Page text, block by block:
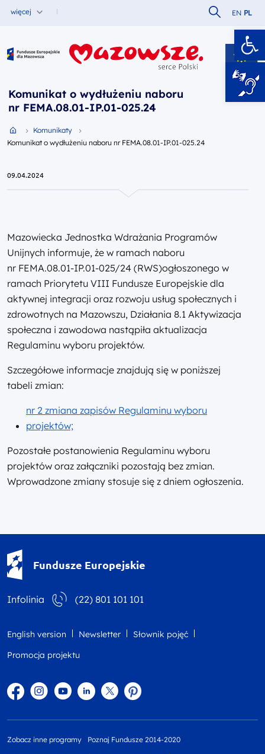
więcej Szukaj w
EN PL
Fundusze Europejskie dla Mazowsza
Komunikat o wydłużeniu naboru
nr FEMA.08.01-IP.01-025.24
Przejdź do strony głównej portalu
Komunikaty
Komunikat o wydłużeniu naboru nr FEMA.08.01-IP.01-025.24
09.04.2024
Mazowiecka Jednostka Wdrażania Programów
Unijnych informuje, że w ramach naboru
nr FEMA.08.01-IP.01-025/24 (RWS)ogłoszonego w
ramach Priorytetu VIII Fundusze Europejskie dla
aktywnej integracji oraz rozwoju usług społecznych i
zdrowotnych na Mazowszu, Działania 8.1 Aktywizacja
społeczna i zawodowa nastąpiła aktualizacja
Regulaminu wyboru projektów.
Szczegółowe informacje znajdują się w poniższej
tabeli zmian:
nr 2 zmiana zapisów Regulaminu wyboru
projektów;
Pozostałe postanowienia Regulaminu wyboru
projektów oraz załączniki pozostają bez zmian.
Wprowadzone zmiany stosuje się z dniem ogłoszenia.
Fundusze Europejskie
Infolinia (22) 801 101 101
English version Newsletter
Słownik pojęć
Promocja projektu
FacebookInstagram
YouTubeLinkedintwitterPinterest
Zobacz inne programy Poznaj Fundusze 2014-2020